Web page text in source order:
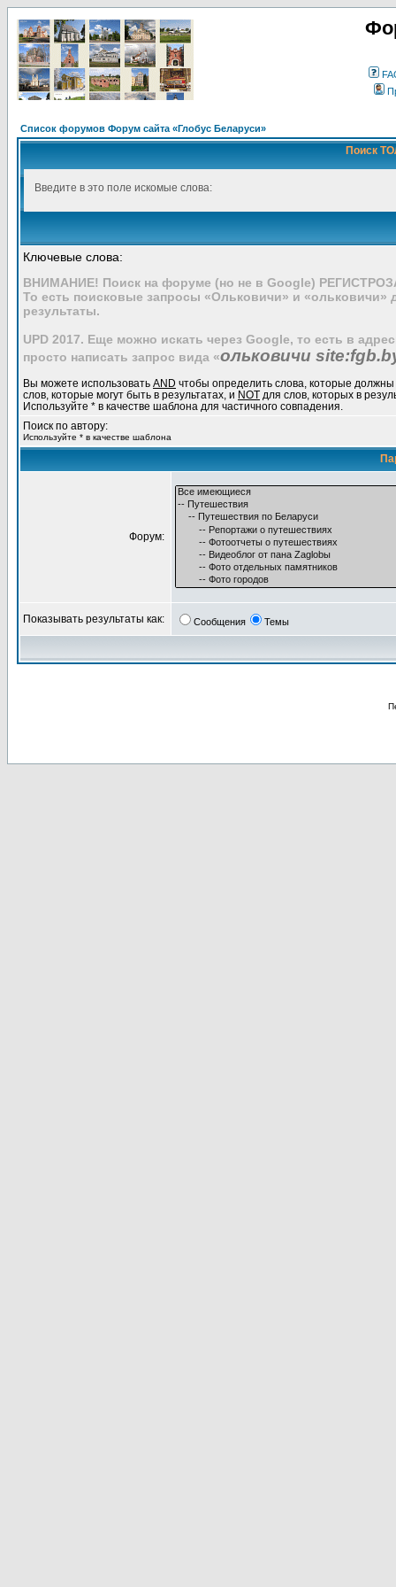
Список форумов Форум сайта «Глобус Беларуси»
Поиск
Введите в это поле искомые слова:
Ключевые слова:
ВНИМАНИЕ! Поиск на форуме (но не в Google)
То есть поисковые запросы «Ольковичи» и «ольковичи»
результаты.
UPD 2017. Еще можно искать через Google, то есть в
просто написать запрос вида «ольковичи
Вы можете использовать AND чтобы определить слова, которые должны
слов, которые могут быть в результатах, и NOT для слов, которых в
Используйте * в качестве шаблона для частичного совпадения.
Поиск по автору:
Используйте * в качестве шаблона
Форум:
Показывать результаты как: Сообщения Темы